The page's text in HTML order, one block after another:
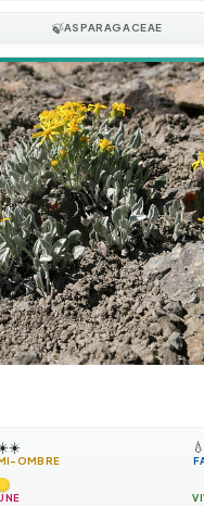
🍃ASPARAGACEAE
☀️
OMBRE
💧